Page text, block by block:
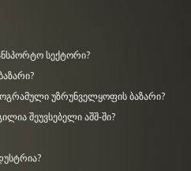
სექტორი?
უზრუნველყოფის ბაზარი?
შეუვსებელი აშშ-ში?